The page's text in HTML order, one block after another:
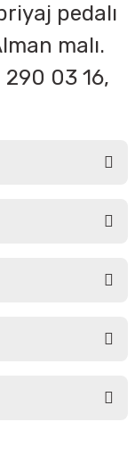
pedalı
malı.
290 03 16,
tarafımıza